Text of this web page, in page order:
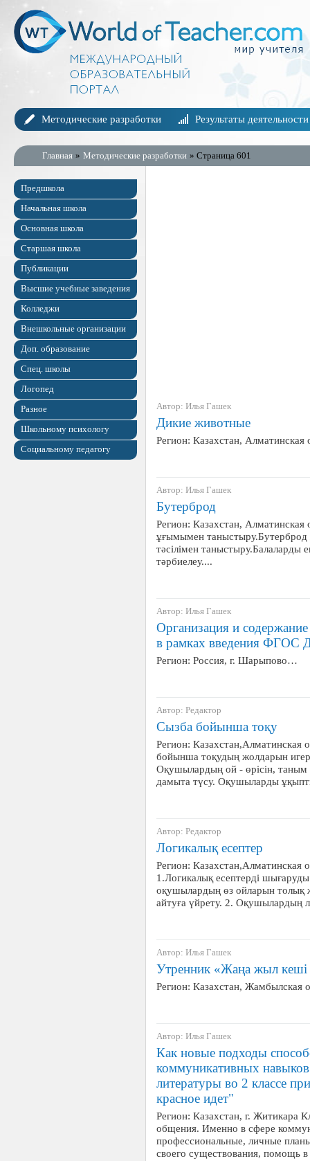
Методические разработки Результаты деятельности
Главная » Методические разработки » Страница 601
Предшкола
Начальная школа
Основная школа
Старшая школа
Публикации
Высшие учебные заведения
Колледжи
Внешкольные организации
Доп. образование
Спец. школы
Логопед
Разное
Школьному психологу
Социальному педагогу
Автор: Илья Гашек
Дикие животные
Регион: Казахстан, Алматинская
Автор: Илья Гашек
Бутерброд
Регион: Казахстан,
ұғымымен таныстыру.Бутерброд
тәсілімен таныстыру.Балаларды
тәрбиелеу....
Автор: Илья Гашек
Организация и
в рамках введения ФГОС
Регион: Россия, г. Шарыпово…
Автор: Редактор
Сызба бойынша тоқу
Регион: Казахстан,Алматинская
бойынша тоқудың жолдарын
Оқушылардың ой - өрісін, таным
дамыта түсу. Оқушыларды
Автор: Редактор
Логикалық есептер
Регион: Казахстан,Алматинская
1.Логикалық есептерді
оқушылардың өз ойларын толық
айтуға үйрету. 2. Оқушылардың
Автор: Илья Гашек
Утренник «Жаңа жыл кешi
Регион: Казахстан, Жамбылская
Автор: Илья Гашек
Как новые подходы
коммуникативных
литературы во 2 классе
красное идет"
Регион: Казахстан, г. Житикара
общения. Именно в сфере
профессиональные, личные
своего существования, помощь